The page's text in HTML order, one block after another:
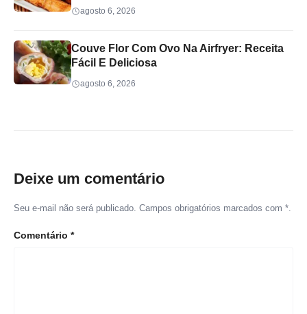
agosto 6, 2026
Couve Flor Com Ovo Na Airfryer: Receita
Fácil E Deliciosa
agosto 6, 2026
Deixe um comentário
Seu e-mail não será publicado. Campos obrigatórios marcados com *.
Comentário *